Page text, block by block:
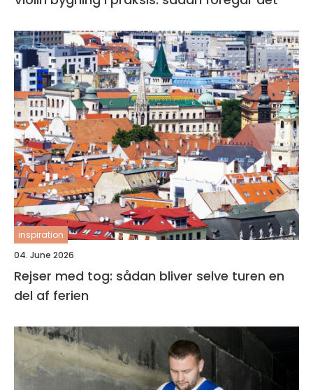
inspiration
04. June 2026
Rejser med tog: sådan bliver selve turen en
del af ferien